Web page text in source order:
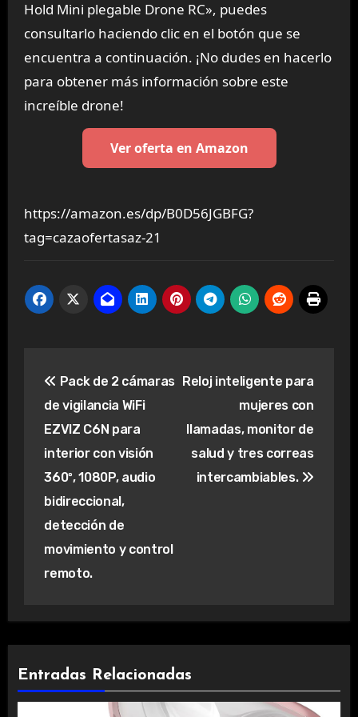
Hold Mini plegable Drone RC», puedes
consultarlo haciendo clic en el botón que se
encuentra a continuación. ¡No dudes en hacerlo
para obtener más información sobre este
increíble drone!
Ver oferta en Amazon
https://amazon.es/dp/B0D56JGBFG?
tag=cazaofertasaz-21
de
entradas
Pack de 2 cámaras
de vigilancia WiFi
EZVIZ C6N para
interior con visión
360º, 1080P, audio
bidireccional,
detección de
movimiento y control
remoto.
Reloj inteligente para
mujeres con
llamadas, monitor de
salud y tres correas
intercambiables.
Entradas Relacionadas